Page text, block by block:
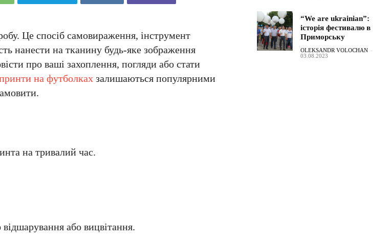
Це спосіб самовираження, інструмент
нанести на тканину будь-яке зображення
про ваші захоплення, погляди або стати
на футболках залишаються популярними
на тривалий час.
або вицвітання.
“We are ukrainian”:
історія фестивалю в
Приморську
OLEKSANDR VOLOCHAN -
03.08.2023